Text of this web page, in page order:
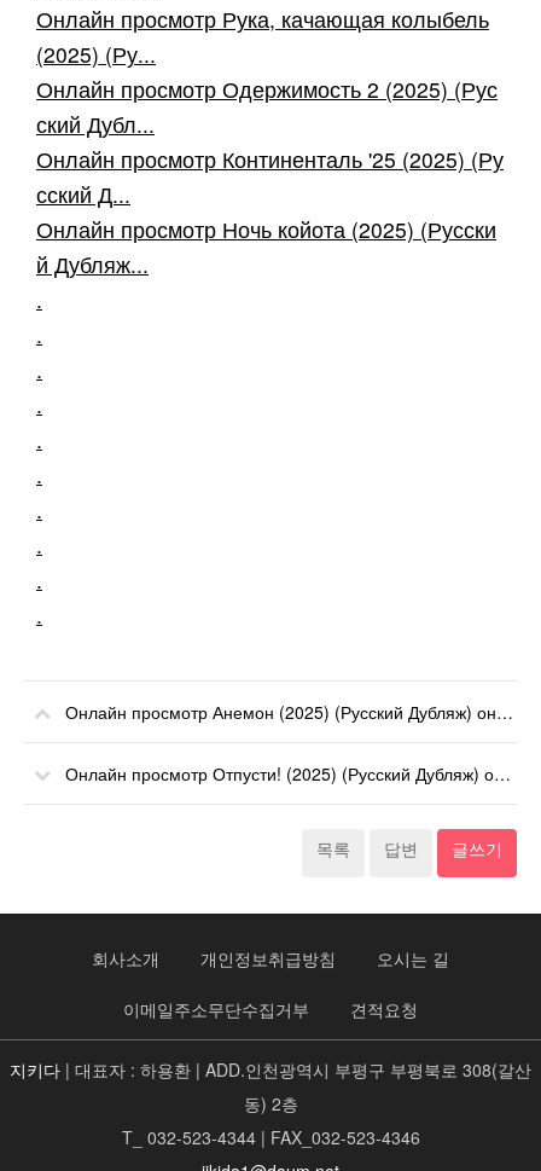
Онлайн просмотр Рука, качающая колыбель
(2025) (Ру...
Онлайн просмотр Одержимость 2 (2025) (Рус
ский Дубл...
Онлайн просмотр Континенталь '25 (2025) (Ру
сский Д...
Онлайн просмотр Ночь койота (2025) (Русски
й Дубляж...
.
.
.
.
.
.
.
.
.
.
Онлайн просмотр Анемон (2025) (Русский Дубляж) онлайн
Онлайн просмотр Отпусти! (2025) (Русский Дубляж) онлайн
목록 답변 글쓰기
회사소개 개인정보취급방침 오시는 길
이메일주소무단수집거부 견적요청
지키다 | 대표자 : 하용환 | ADD.인천광역시 부평구 부평북로 308(갈산
동) 2층
T_ 032-523-4344 | FAX_032-523-4346